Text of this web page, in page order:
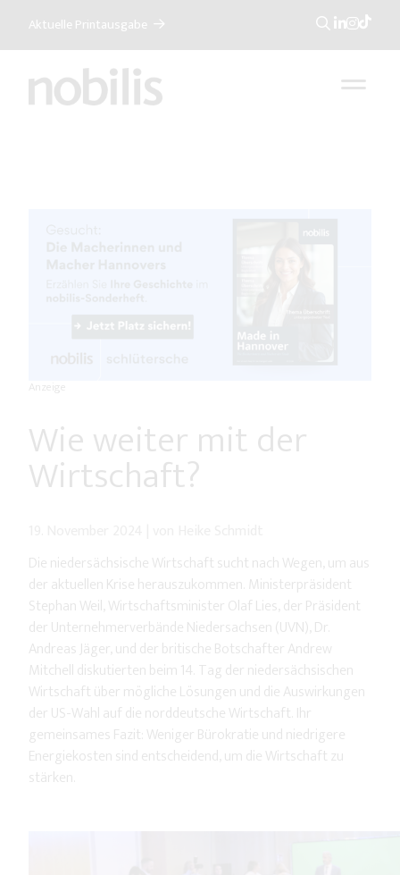
Aktuelle Printausgabe
Suche
Anzeige
Wie weiter mit der
Wirtschaft?
Die niedersächsische Wirtschaft sucht nach Wegen, um aus
der aktuellen Krise herauszukommen. Ministerpräsident
Stephan Weil, Wirtschaftsminister Olaf Lies, der Präsident
der Unternehmerverbände Niedersachsen (UVN), Dr.
Andreas Jäger, und der britische Botschafter Andrew
Mitchell diskutierten beim 14. Tag der niedersächsischen
Wirtschaft über mögliche Lösungen und die Auswirkungen
der US-Wahl auf die norddeutsche Wirtschaft. Ihr
gemeinsames Fazit: Weniger Bürokratie und niedrigere
Energiekosten sind entscheidend, um die Wirtschaft zu
stärken.